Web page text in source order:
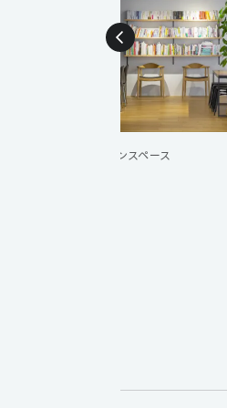
リラクゼーションスペース